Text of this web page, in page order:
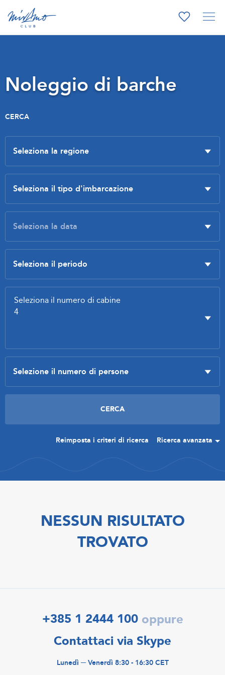
Noleggio di barche
CERCA
Reimposta i criteri di ricerca Ricerca avanzata
NESSUN RISULTATO
TROVATO
+385 1 2444 100 oppure
Contattaci via Skype
Lunedì ─ Venerdì 8:30 - 16:30 CET